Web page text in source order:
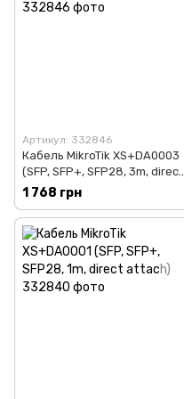
Артикул: 332846
Кабель MikroTik XS+DA0003
(SFP, SFP+, SFP28, 3m, direct
attach)
1 768 грн